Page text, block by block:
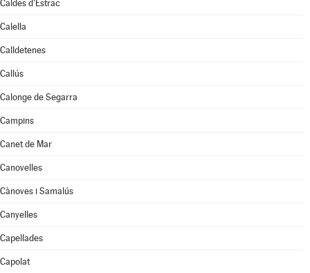
Caldes d'Estrac
Calella
Calldetenes
Callús
Calonge de Segarra
Campins
Canet de Mar
Canovelles
Cànoves i Samalús
Canyelles
Capellades
Capolat